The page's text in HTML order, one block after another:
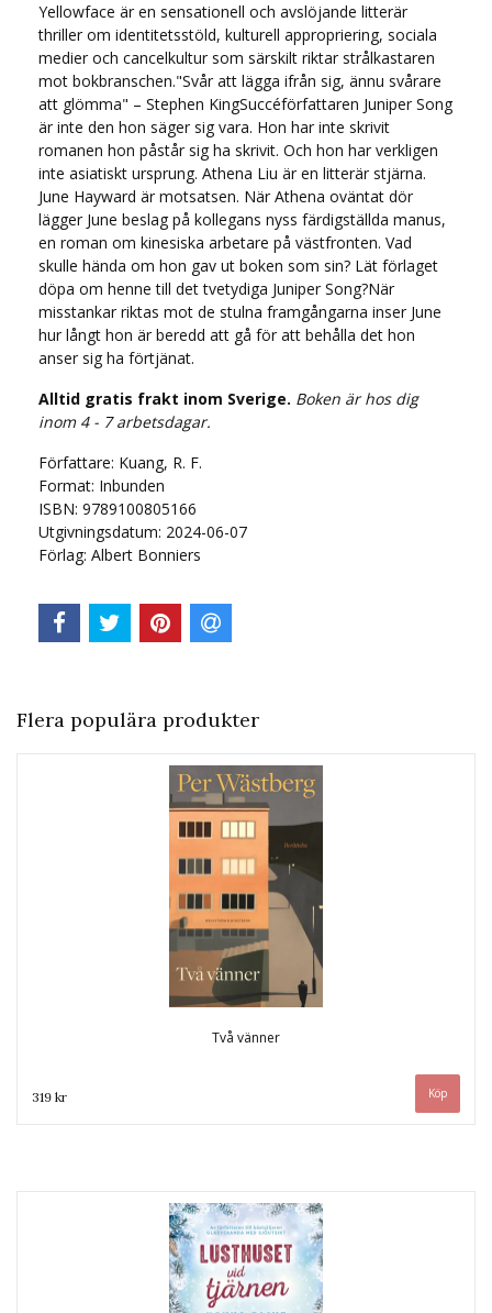
Yellowface är en sensationell och avslöjande litterär
thriller om identitetsstöld, kulturell appropriering, sociala
medier och cancelkultur som särskilt riktar strålkastaren
mot bokbranschen."Svår att lägga ifrån sig, ännu svårare
att glömma" – Stephen KingSuccéförfattaren Juniper Song
är inte den hon säger sig vara. Hon har inte skrivit
romanen hon påstår sig ha skrivit. Och hon har verkligen
inte asiatiskt ursprung. Athena Liu är en litterär stjärna.
June Hayward är motsatsen. När Athena oväntat dör
lägger June beslag på kollegans nyss färdigställda manus,
en roman om kinesiska arbetare på västfronten. Vad
skulle hända om hon gav ut boken som sin? Lät förlaget
döpa om henne till det tvetydiga Juniper Song?När
misstankar riktas mot de stulna framgångarna inser June
hur långt hon är beredd att gå för att behålla det hon
anser sig ha förtjänat.
Alltid gratis frakt inom Sverige. Boken är hos dig
inom 4 - 7 arbetsdagar.
Författare: Kuang, R. F.
Format: Inbunden
ISBN: 9789100805166
Utgivningsdatum: 2024-06-07
Förlag: Albert Bonniers
Flera populära produkter
Två vänner
319 kr